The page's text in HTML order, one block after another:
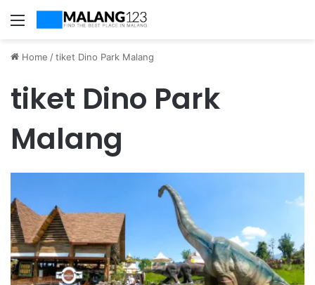
Home /tiket Dino Park Malang
tiket Dino Park
Malang